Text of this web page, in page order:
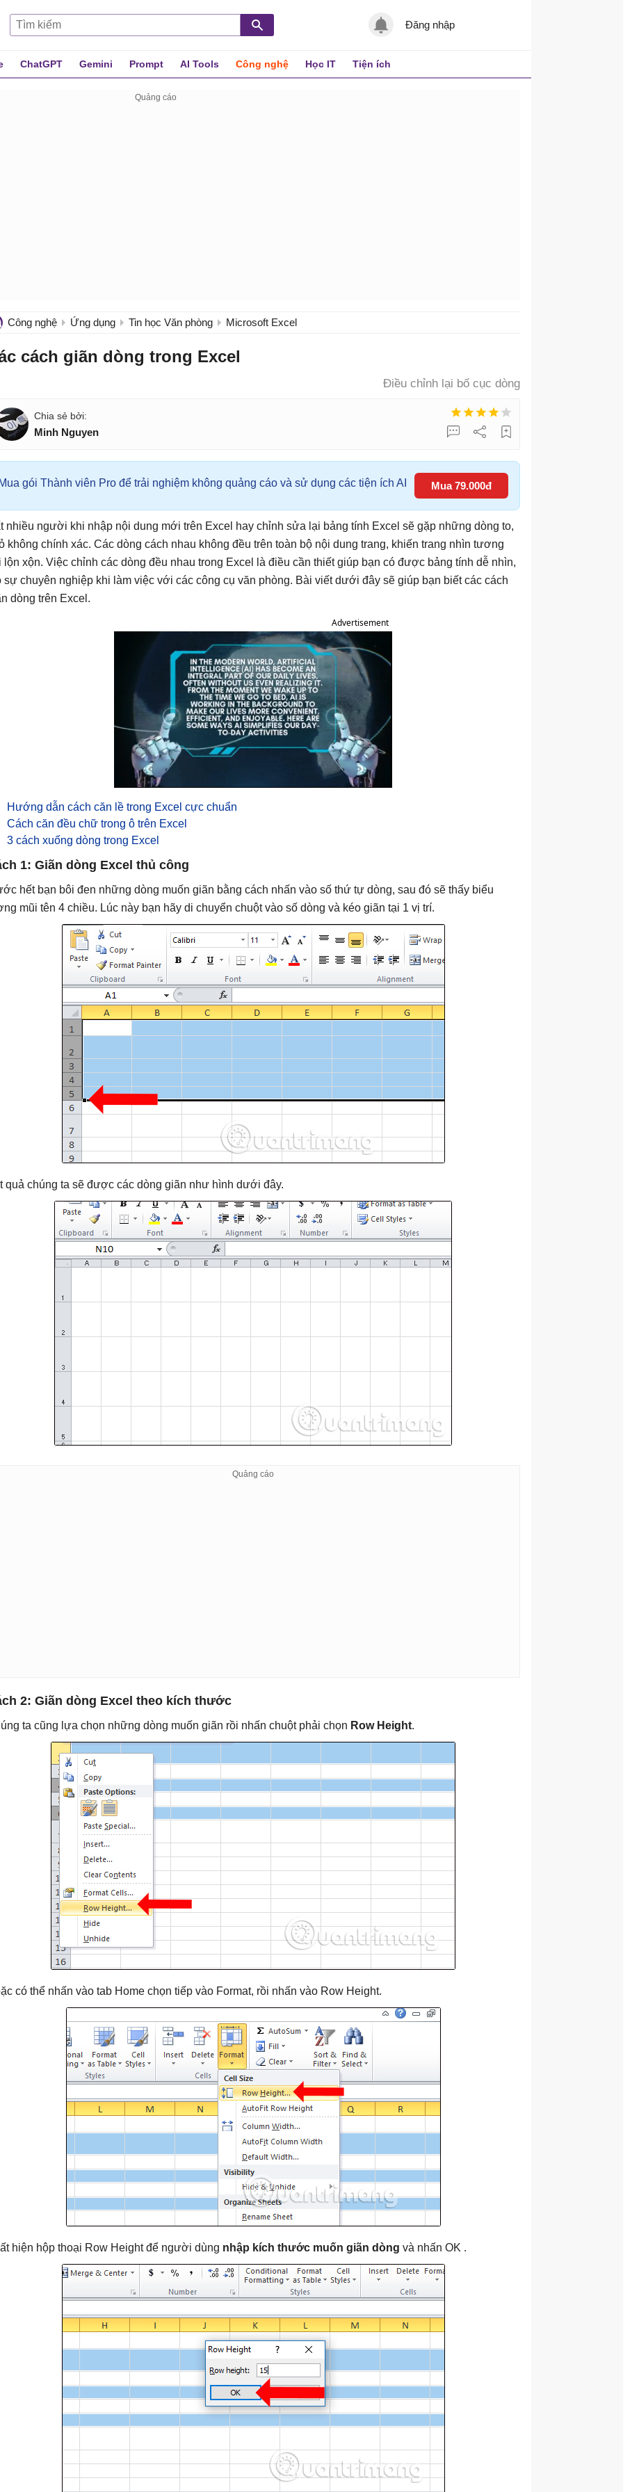
Đăng nhập
ChatGPT Gemini Prompt AI Tools Công nghệ Học IT Tiện ích
Công nghệ Ứng dụng Tin học Văn phòng Microsoft Excel
cách giãn dòng trong Excel
Điều chỉnh lại bố cục dòng
Minh Nguyen
gói Thành viên Pro để trải nghiệm không quảng cáo và sử dụng các tiện ích AI Mua 79.000đ
nhiều người khi nhập nội dung mới trên Excel hay chỉnh sửa lại bảng tính Excel sẽ gặp những dòng to,
không chính xác. Các dòng cách nhau không đều trên toàn bộ nội dung trang, khiến trang nhìn tương
lộn xộn. Việc chỉnh các dòng đều nhau trong Excel là điều cần thiết giúp bạn có được bảng tính dễ nhìn,
sự chuyên nghiệp khi làm việc với các công cụ văn phòng. Bài viết dưới đây sẽ giúp bạn biết các cách
dòng trên Excel.
Advertisement
Hướng dẫn cách căn lề trong Excel cực chuẩn
Cách căn đều chữ trong ô trên Excel
3 cách xuống dòng trong Excel
1: Giãn dòng Excel thủ công
hết bạn bôi đen những dòng muốn giãn bằng cách nhấn vào số thứ tự dòng, sau đó sẽ thấy biểu
mũi tên 4 chiều. Lúc này bạn hãy di chuyển chuột vào số dòng và kéo giãn tại 1 vị trí.
quả chúng ta sẽ được các dòng giãn như hình dưới đây.
2: Giãn dòng Excel theo kích thước
ta cũng lựa chọn những dòng muốn giãn rồi nhấn chuột phải chọn Row Height.
có thể nhấn vào tab Home chọn tiếp vào Format, rồi nhấn vào Row Height.
hiện hộp thoại Row Height để người dùng nhập kích thước muốn giãn dòng và nhấn OK .